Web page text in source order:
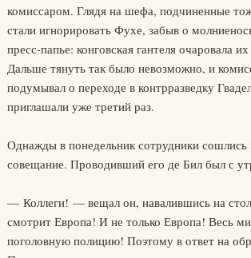
комиссаром. Глядя на шефа, подчиненные
стали игнорировать Фухе, забыв о
пресс-папье: конговская гантеля очаровала
Дальше тянуть так было невозможно, и
подумывал о переходе в контрразведку
приглашали уже третий раз.
Однажды в понедельник сотрудники
совещание. Проводивший его де Бил был с
— Коллеги! — вещал он, навалившись на
смотрит Европа! И не только Европа! Весь
поголовную полицию! Поэтому в ответ на